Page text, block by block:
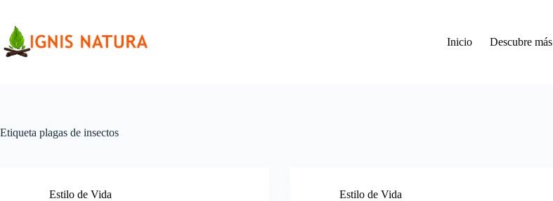
contenido
Inicio
Descubre más
Etiqueta plagas de insectos
Estilo de Vida
Estilo de Vida